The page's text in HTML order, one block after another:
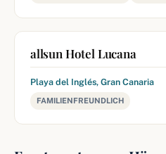
allsun Hotel Lucana
Playa del Inglés, Gran Canaria
FAMILIENFREUNDLICH